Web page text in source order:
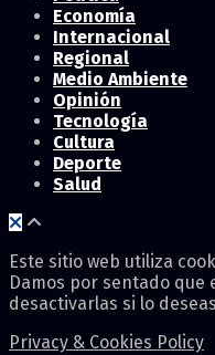
Economía
Internacional
Regional
Medio Ambiente
Opinión
Tecnología
Cultura
Deporte
Salud
Este sitio web utiliza
Damos por sentado que
desactivarlas si lo
Privacy & Cookies Policy